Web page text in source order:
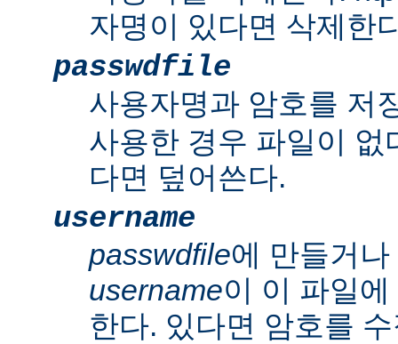
자명이 있다면 삭제한
passwdfile
사용자명과 암호를 저
사용한 경우 파일이 없
다면 덮어쓴다.
username
passwdfile에 만들거
username이 이 파일
한다. 있다면 암호를